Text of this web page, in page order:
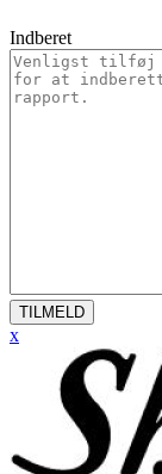
Indberet
TILMELD
x